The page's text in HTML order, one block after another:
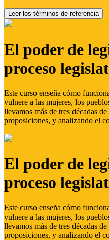
Leer los términos de referencia
El poder de
proceso
Este curso enseña cómo
vulnere a las mujeres, los
llevamos más de tres décadas
proposiciones, y analizando el
El poder de
proceso
Este curso enseña cómo
vulnere a las mujeres, los
llevamos más de tres décadas
proposiciones, y analizando el